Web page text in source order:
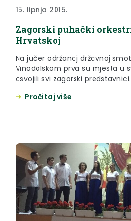
15. lipnja 2015.
Zagorski puhački
Hrvatskoj
Na jučer održanoj državnoj
Vinodolskom prva su mjesta u
osvojili svi zagorski predstavnici.
Pročitaj više